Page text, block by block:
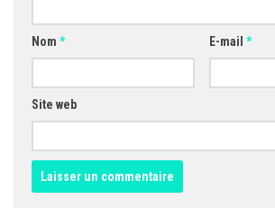
Nom * E-mail *
Site web